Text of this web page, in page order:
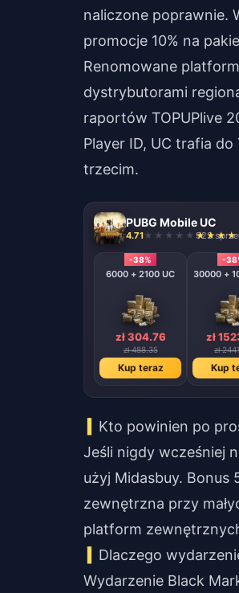
naliczone poprawnie.
promocje 10% na
Renomowane
dystrybutorami
raportów TOPUPlive
Player ID, UC trafia
trzecim.
PUBG Mobile UC
4.71 923
-38%
6000 + 2100 UC
zł 304.76
zł 488.35
Kup teraz
-
30000 +
zł
zł
Kup
Kto powinien po
Jeśli nigdy wcześniej
użyj Midasbuy. Bonus
zewnętrzna przy
platform
Dlaczego
Wydarzenie Black